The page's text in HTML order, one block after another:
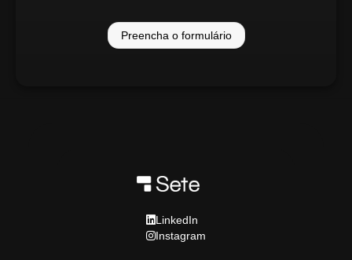
Preencha o formulário
LinkedIn
Instagram